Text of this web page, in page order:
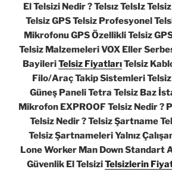
El Telsizi Nedir ? Telsız TelsIz
Telsiz GPS Telsiz Profesyonel
Mikrofonu GPS Özellikli Telsiz
Telsiz Malzemeleri VOX Eller
BayileriTelsiz FiyatlarıTelsiz
Filo/Araç Takip Sistemleri
Güneş Paneli Tetra Telsiz Baz
Mikrofon EXPROOF Telsiz Nedir ?
Telsiz Nedir ? Telsiz Şartname
Telsiz Şartnameleri Yalnız
Lone Worker Man Down Standart
Güvenlik El TelsiziTelsizlerin